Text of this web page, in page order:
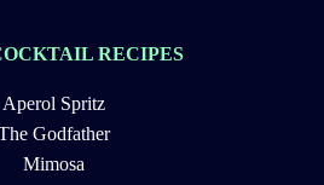
RECIPES
Aperol Spritz
Godfather
Mimosa